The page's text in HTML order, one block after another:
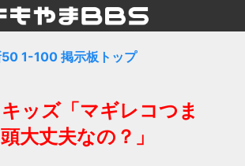
50 1-100 掲示板トップ
ッズ「マギレコつま
大丈夫なの？」